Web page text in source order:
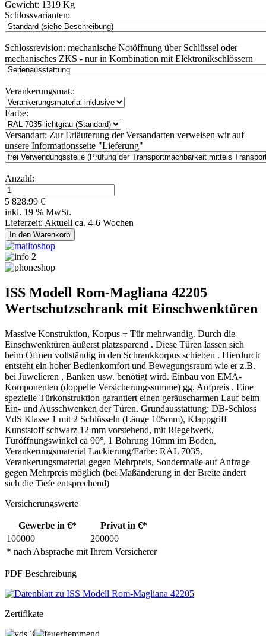
Gewicht: 1319 Kg
Schlossvarianten:
Schlossrevision: mechanische Notöffnung über Schlüssel oder
mechanisches ZKS - nur in Kombination mit Elektronikschlössern
Verankerungsmat.:
Farbe:
Versandart: Zur Erläuterung der Versandarten verweisen wir auf
unsere Informationsseite "Lieferung"
Anzahl:
5 828.99 €
inkl. 19 % MwSt.
Lieferzeit: Aktuell ca. 4-6 Wochen
ISS Modell Rom-Magliana 42205
Wertschutzschrank mit Einschwenktüren
Massive Konstruktion, Korpus + Tür mehrwandig. Durch die
Einschwenktüren äußerst platzsparend . Diese Türen lassen sich
beim Öffnen vollständig in den Schrankkorpus schieben . Hierdurch
entsteht ein hoher Bedienkomfort und Bewegungsraum wie er z.B.
bei Juwelieren , Banken usw. benötigt wird. Einbau von EMA-
Komponenten (doppelte Versicherungssumme) gg. Aufpreis . Eine
spezielle Türkonstruktion garantiert einen geräuscharmen Lauf beim
Ein- und Ausschwenken der Türen. Grundausstattung: DB-Schloss
VdS Klasse 1 mit 2 Schlüsseln (Länge 105mm), Klappgriff
Kunststoff schwarz 12 mm vorstehend, mit Riegelwerk,
Türöffnungswinkel ca 90°, 1 Bohrung 16mm im Boden,
Verankerungsmaterial Lackierung/Farbe: RAL 7035,
Verankerungsmaterial gegen Mehrpreis, Sondermaße auf Anfrage
gegen Mehrpreis möglich (bei Maßänderung in der Breite ändert
sich die Tiefe entsprechend)
Versicherungswerte
Gewerbe in €* Privat in €*
* nach Absprache mit Ihrem Versicherer
100000 200000
PDF Beschreibung
Zertifikate